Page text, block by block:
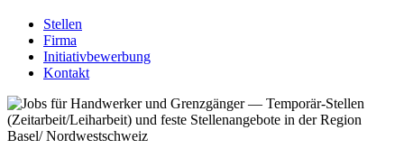
Stellen
Firma
Initiativbewerbung
Kontakt